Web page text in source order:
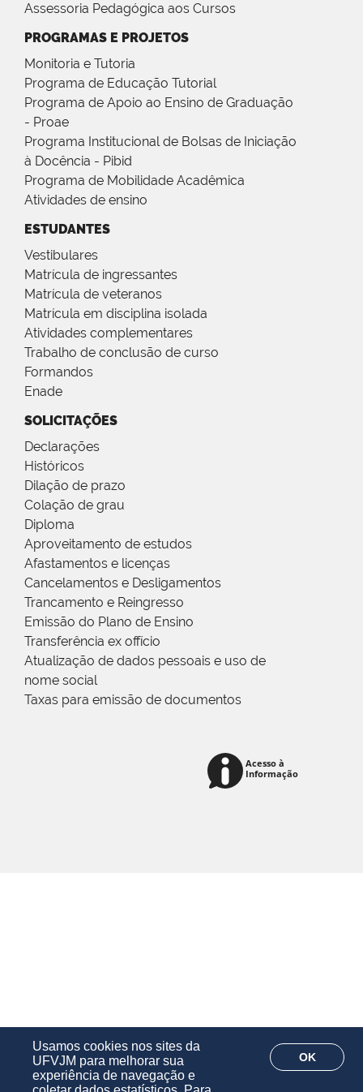
Usamos cookies nos sites da
UFVJM para melhorar sua
experiência de navegação e
OK
Assessoria Pedagógica aos Cursos
PROGRAMAS E PROJETOS
Monitoria e Tutoria
Programa de Educação Tutorial
Programa de Apoio ao Ensino de Graduação
- Proae
Programa Institucional de Bolsas de Iniciação
à Docência - Pibid
Programa de Mobilidade Acadêmica
Atividades de ensino
ESTUDANTES
Vestibulares
Matrícula de ingressantes
Matrícula de veteranos
Matrícula em disciplina isolada
Atividades complementares
Trabalho de conclusão de curso
Formandos
Enade
SOLICITAÇÕES
Declarações
Históricos
Dilação de prazo
Colação de grau
Diploma
Aproveitamento de estudos
Afastamentos e licenças
Cancelamentos e Desligamentos
Trancamento e Reingresso
Emissão do Plano de Ensino
Transferência ex offício
Atualização de dados pessoais e uso de
nome social
Taxas para emissão de documentos